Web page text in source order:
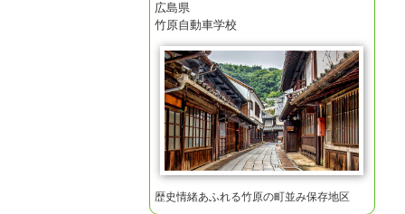
広島県
竹原自動車学校
歴史情緒あふれる竹原の町並み保存地区